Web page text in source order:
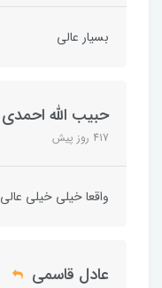
بسیار عالی
حبیب الله احمدی
417 روز پیش
واقعا خیلی خیلی عالی
عادل قاسمی